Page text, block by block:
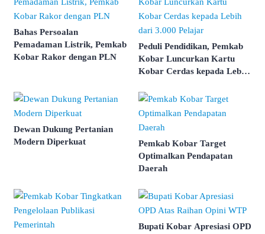
Bahas Persoalan
Pemadaman Listrik, Pemkab
Kobar Rakor dengan PLN
Peduli Pendidikan, Pemkab
Kobar Luncurkan Kartu
Kobar Cerdas kepada Lebih
Dewan Dukung Pertanian
Modern Diperkuat
Pemkab Kobar Target
Optimalkan Pendapatan
Daerah
Bupati Kobar Apresiasi OPD